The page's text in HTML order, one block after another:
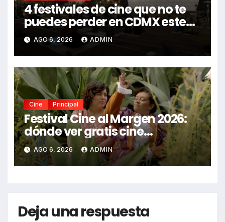
4 festivales de cine que no te
puedes perder en CDMX este
2026
AGO 6, 2026 ADMIN
Cine Principal
Festival Cine al Margen 2026:
dónde ver gratis cine
mexicano independiente en
CDMX y en línea
AGO 6, 2026 ADMIN
Deja una respuesta